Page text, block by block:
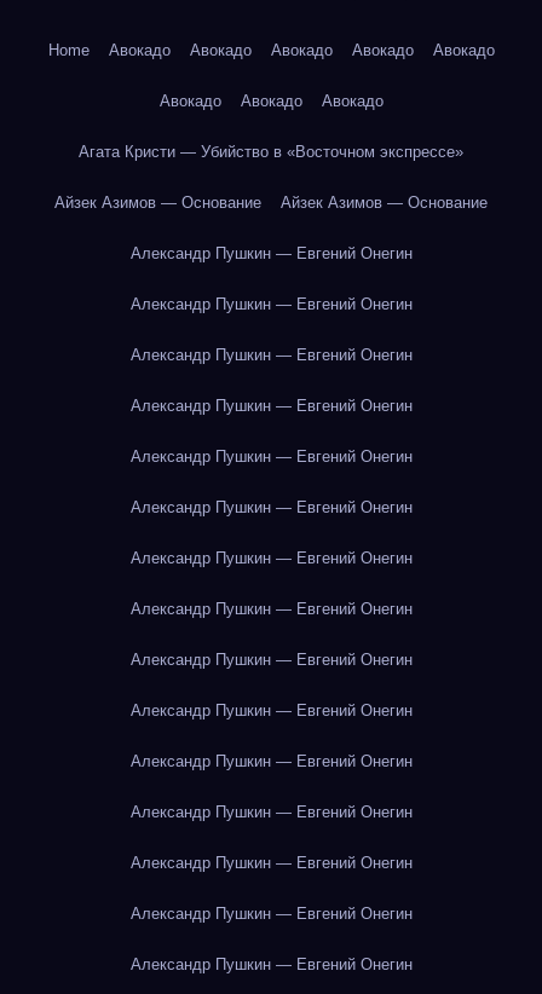
Home Авокадо Авокадо Авокадо Авокадо Авокадо
Авокадо Авокадо Авокадо
Агата Кристи — Убийство в «Восточном экспрессе»
Айзек Азимов — Основание Айзек Азимов — Основание
Александр Пушкин — Евгений Онегин
Александр Пушкин — Евгений Онегин
Александр Пушкин — Евгений Онегин
Александр Пушкин — Евгений Онегин
Александр Пушкин — Евгений Онегин
Александр Пушкин — Евгений Онегин
Александр Пушкин — Евгений Онегин
Александр Пушкин — Евгений Онегин
Александр Пушкин — Евгений Онегин
Александр Пушкин — Евгений Онегин
Александр Пушкин — Евгений Онегин
Александр Пушкин — Евгений Онегин
Александр Пушкин — Евгений Онегин
Александр Пушкин — Евгений Онегин
Александр Пушкин — Евгений Онегин